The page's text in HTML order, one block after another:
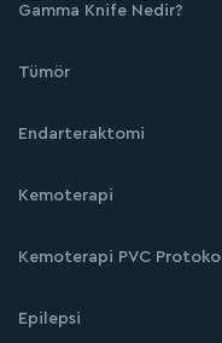
Gamma Knife Nedir?
Tümör
Endarteraktomi
Kemoterapi
Kemoterapi PVC Protokol
Epilepsi